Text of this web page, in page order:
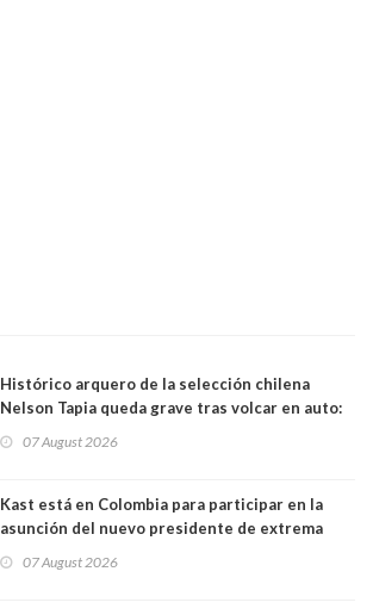
Histórico arquero de la selección chilena
Nelson Tapia queda grave tras volcar en auto:
07 August 2026
Kast está en Colombia para participar en la
asunción del nuevo presidente de extrema
07 August 2026